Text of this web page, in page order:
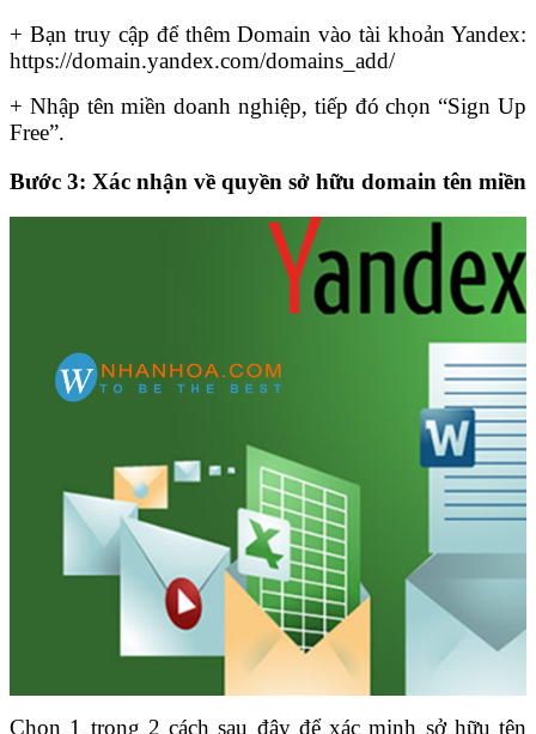
+ Bạn truy cập để thêm Domain vào tài khoản Yandex:
https://domain.yandex.com/domains_add/
+ Nhập tên miền doanh nghiệp, tiếp đó chọn “Sign Up
Free”.
Bước 3: Xác nhận về quyền sở hữu domain tên miền
Chọn 1 trong 2 cách sau đây để xác minh sở hữu tên